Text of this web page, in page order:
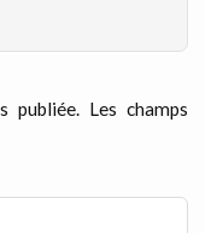
publiée. Les champs